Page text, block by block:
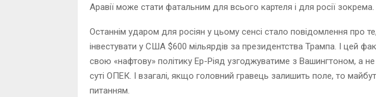
Аравії може стати фатальним для всього картеля і для росії зокрема.
Останнім ударом для росіян у цьому сенсі стало повідомлення про
інвестувати у США $600 мільярдів за президентства Трампа. І цей
свою «нафтову» політику Ер-Ріяд узгоджуватиме з Вашингтоном, а
суті ОПЕК. І взагалі, якщо головний гравець залишить поле, то
питанням.